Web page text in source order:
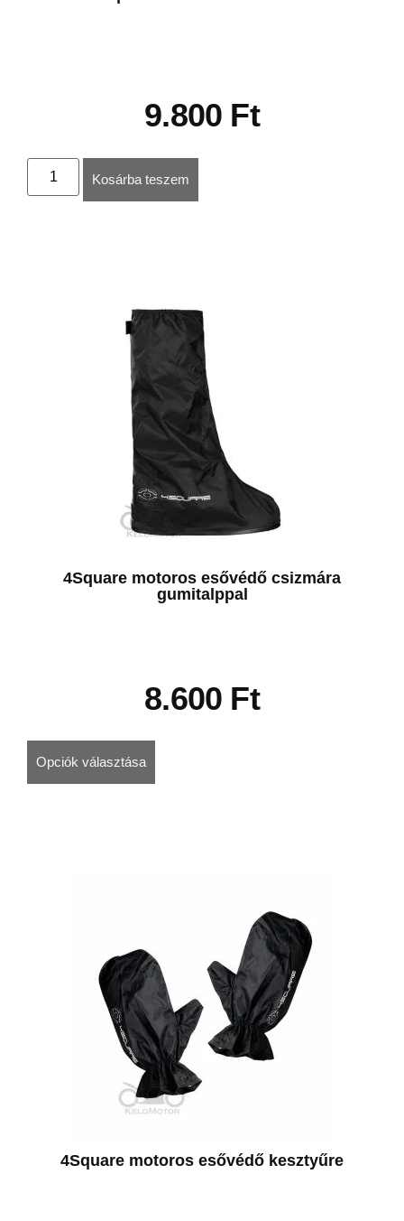
9.800 Ft
Kosárba teszem
4Square motoros esővédő csizmára
gumitalppal
8.600 Ft
Opciók választása
4Square motoros esővédő kesztyűre